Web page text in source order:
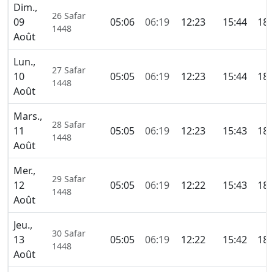
Dim.,
09
Août
26 Safar
1448
05:06 06:19 12:23 15:44
Lun.,
10
Août
27 Safar
1448
05:05 06:19 12:23 15:44
Mars.,
11
Août
28 Safar
1448
05:05 06:19 12:23 15:43
Mer.,
12
Août
29 Safar
1448
05:05 06:19 12:22 15:43
Jeu.,
13
Août
30 Safar
1448
05:05 06:19 12:22 15:42